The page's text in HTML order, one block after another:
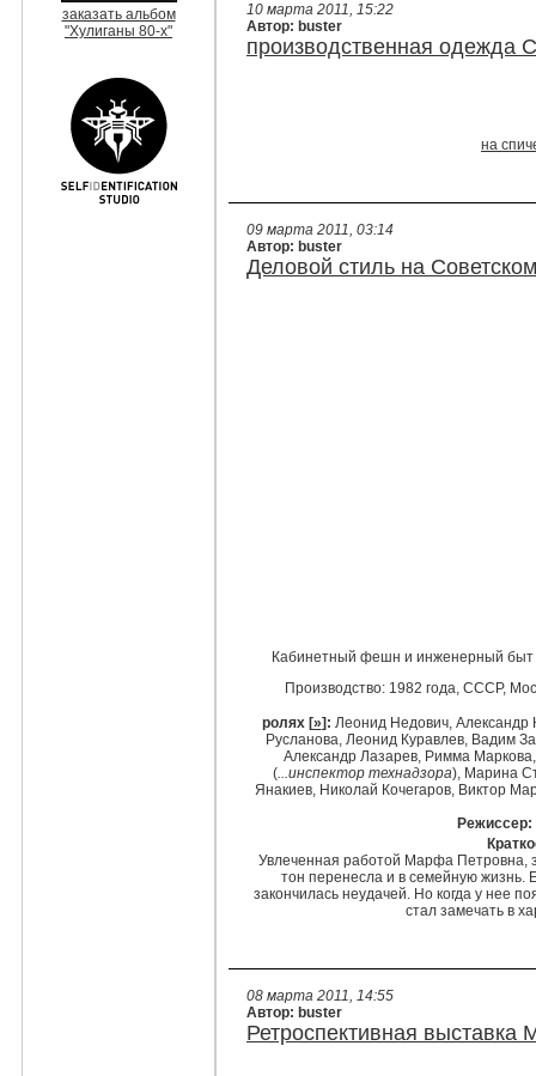
заказать альбом
"Хулиганы 80-х"
10 марта 2011, 15:22
Автор: buster
производственная одежда
на
09 марта 2011, 03:14
Автор: buster
Деловой стиль на
Кабинетный фешн и инженерный быт
Производство: 1982 года, СССР,
ролях [»]: Леонид Недович, Александр
Русланова, Леонид Куравлев, Вадим
Александр Лазарев, Римма Маркова
(...инспектор технадзора), Марина
Янакиев, Николай Кочегаров, Виктор
Режиссер:
Увлеченная работой Марфа Петровна,
тон перенесла и в семейную жизнь.
закончилась неудачей. Но когда у нее
стал замечать в
08 марта 2011, 14:55
Автор: buster
Ретроспективная выставка